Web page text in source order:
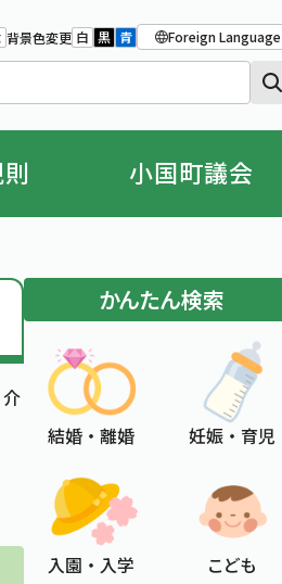
小国町議会
さをもとの大きさに戻す
を大きくする
背景色変更 白
背景色の変更：白
黒
背景色の変更：黒
青
背景色の変更：青
Foreign Language
かんたん検索
結婚 ・ 離婚 妊娠 ・ 育児
入園 ・ 入学 こども